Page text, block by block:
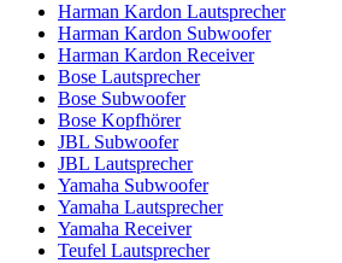
Harman Kardon Lautsprecher
Harman Kardon Subwoofer
Harman Kardon Receiver
Bose Lautsprecher
Bose Subwoofer
Bose Kopfhörer
JBL Subwoofer
JBL Lautsprecher
Yamaha Subwoofer
Yamaha Lautsprecher
Yamaha Receiver
Teufel Lautsprecher